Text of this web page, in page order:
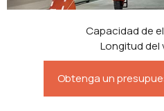
Capacidad de
Longitud del
Obtenga un